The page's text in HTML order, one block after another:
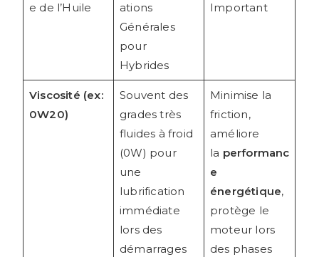
e de l’Huile
ations
Générales
pour
Hybrides
Important
Viscosité (ex:
0W20)
Souvent des
grades très
fluides à froid
(0W) pour
une
lubrification
immédiate
lors des
démarrages
Minimise la
friction,
améliore
la performanc
e
énergétique,
protège le
moteur lors
des phases